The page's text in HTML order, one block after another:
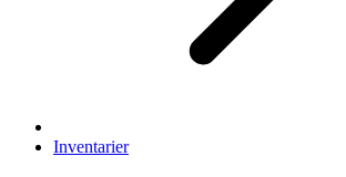
Inventarier